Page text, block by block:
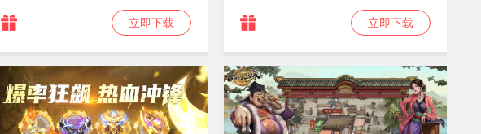
立即下载 立即下载